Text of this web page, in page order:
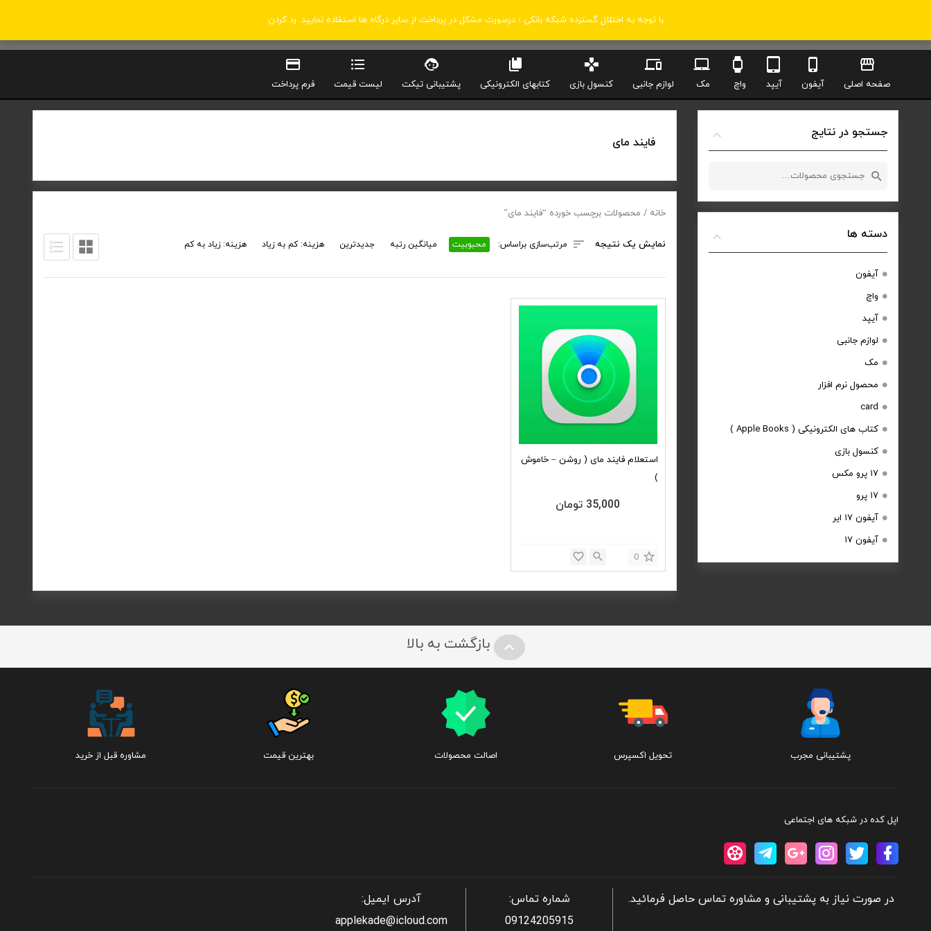
با توجه به اختلال گسترده شبکه بانکی ؛ درصورت مشکل در پرداخت از سایر درگاه ها استفاده نمایید. رد کردن
صفحه اصلی آیفون آیپد واچ مک لوازم جانبی کنسول بازی کتابهای الکترونیکی پشتیبانی تیکت لیست قیمت فرم پرداخت
فایند مای
خانه / محصولات برچسب خورده “فایند مای”
نمایش یک نتیجه مرتب‌سازی براساس: محبوبیت میانگین رتبه جدیدترین هزینه: کم به زیاد هزینه: زیاد به کم
استعلام فایند مای ( روشن – خاموش
)
35,000 تومان
0
جستجو در نتایج
جستجو
دسته ها
آیفون
واچ
آیپد
لوازم جانبی
مک
محصول نرم افزار
card
کتاب های الکترونیکی ( Apple Books )
کنسول بازی
۱۷ پرو مکس
۱۷ پرو
آیفون ۱۷ ایر
آیفون ۱۷
بازگشت به بالا
پشتیبانی مجرب تحویل اکسپرس اصالت محصولات بهترین قیمت مشاوره قبل از خرید
اپل کده در شبکه های اجتماعی
در صورت نیاز به پشتیبانی و مشاوره تماس حاصل فرمائید.
شماره تماس:
09124205915
آدرس ایمیل:
applekade@icloud.com